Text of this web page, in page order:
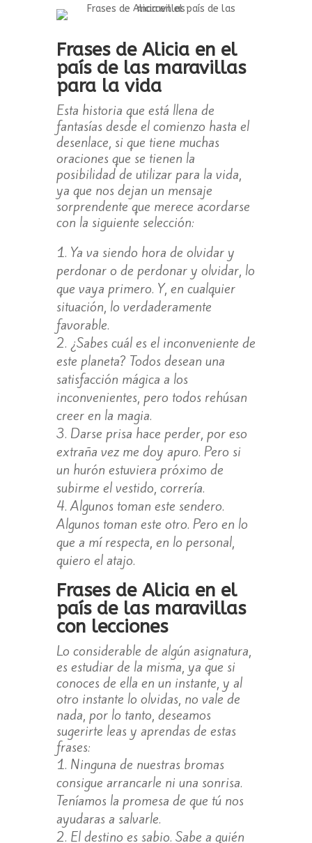
Frases de Alicia en el
país de las maravillas
para la vida
Esta historia que está llena de
fantasías desde el comienzo hasta el
desenlace, si que tiene muchas
oraciones que se tienen la
posibilidad de utilizar para la vida,
ya que nos dejan un mensaje
sorprendente que merece acordarse
con la siguiente selección:
Ya va siendo hora de olvidar y
perdonar o de perdonar y olvidar, lo
que vaya primero. Y, en cualquier
situación, lo verdaderamente
favorable.
¿Sabes cuál es el inconveniente de
este planeta? Todos desean una
satisfacción mágica a los
inconvenientes, pero todos rehúsan
creer en la magia.
Darse prisa hace perder, por eso
extraña vez me doy apuro. Pero si
un hurón estuviera próximo de
subirme el vestido, correría.
Algunos toman este sendero.
Algunos toman este otro. Pero en lo
que a mí respecta, en lo personal,
quiero el atajo.
Frases de Alicia en el
país de las maravillas
con lecciones
Lo considerable de algún asignatura,
es estudiar de la misma, ya que si
conoces de ella en un instante, y al
otro instante lo olvidas, no vale de
nada, por lo tanto, deseamos
sugerirte leas y aprendas de estas
frases:
Ninguna de nuestras bromas
consigue arrancarle ni una sonrisa.
Teníamos la promesa de que tú nos
ayudaras a salvarle.
El destino es sabio. Sabe a quién